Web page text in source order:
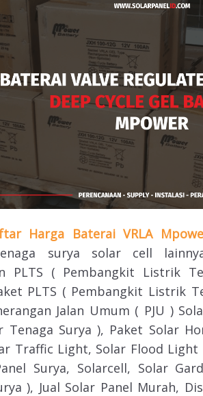
Harga Baterai VRLA
surya solar cell
PLTS ( Pembangkit Listrik
PLTS ( Pembangkit Listrik
Jalan Umum ( PJU )
Tenaga Surya ), Paket Solar
Traffic Light, Solar Flood
Surya, Solarcell, Solar
), Jual Solar Panel Murah,